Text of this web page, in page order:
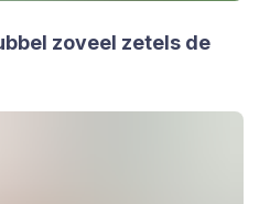
zoveel zetels de